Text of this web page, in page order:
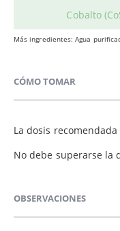
Cobalto
Más ingredientes: Agua
CÓMO TOMAR
La dosis recomendada
No debe superarse la
OBSERVACIONES